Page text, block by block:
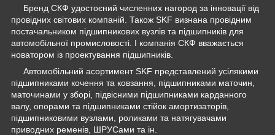
Бренд СКФ удостоєний численних нагород за інновації від
провідних світових компаній. Також SKF визнана провідним
постачальником підшипникових вузлів та підшипників для
автомобільної промисловості. І компанія СКФ вважається
новатором із проектування підшипників.
Автомобільний асортимент SKF представлений усілякими
підшипниками кочення та ковзання, підшипниками маточин,
маточинами у зборі, підвісними підшипниками карданного
валу, опорами та підшипниками стійок амортизаторів,
підшипниковими вузлами, роликами та натягувачами
приводних ременів, ШРУСами та ін.